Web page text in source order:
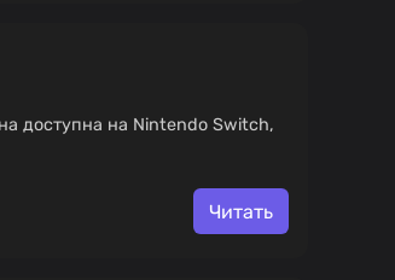
доступна на Nintendo Switch,
Читать